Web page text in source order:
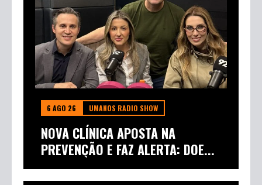
6 AGO 26 UMANOS RADIO SHOW
NOVA CLÍNICA APOSTA NA
PREVENÇÃO E FAZ ALERTA: DOE...